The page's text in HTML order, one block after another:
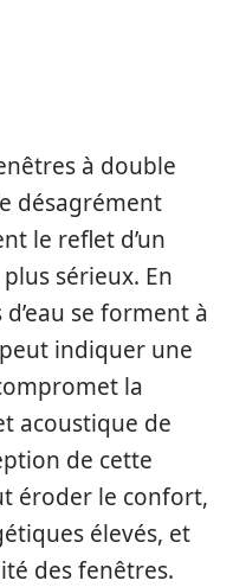
à double
désagrément
le reflet d’un
sérieux. En
se forment à
indiquer une
la
acoustique de
de cette
éroder le confort,
élevés, et
des fenêtres.